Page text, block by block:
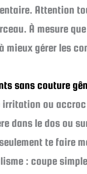
Attention
À mesure
mieux gérer les
sans couture
irritation ou
dans le dos ou
te faire
: coupe